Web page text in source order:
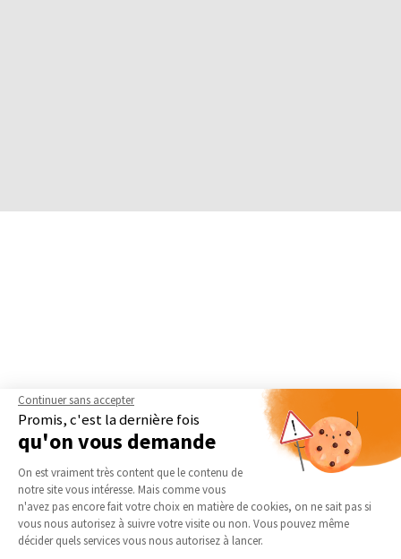
Continuer sans accepter
Promis, c'est la dernière fois
qu'on vous demande
Plateforme de Gestion du
On est vraiment très content que le contenu de
notre site vous intéresse. Mais comme vous
n'avez pas encore fait votre choix en matière de cookies, on ne sait pas si
vous nous autorisez à suivre votre visite ou non. Vous pouvez même
décider quels services vous nous autorisez à lancer.
Axeptio consent